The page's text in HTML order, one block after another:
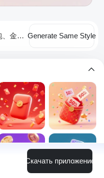
一个打开的大金蛋，里面有红包、金币、元宝，点缀彩带、爱心，黄色渐变背景 Generate Same Style
Скачать приложение